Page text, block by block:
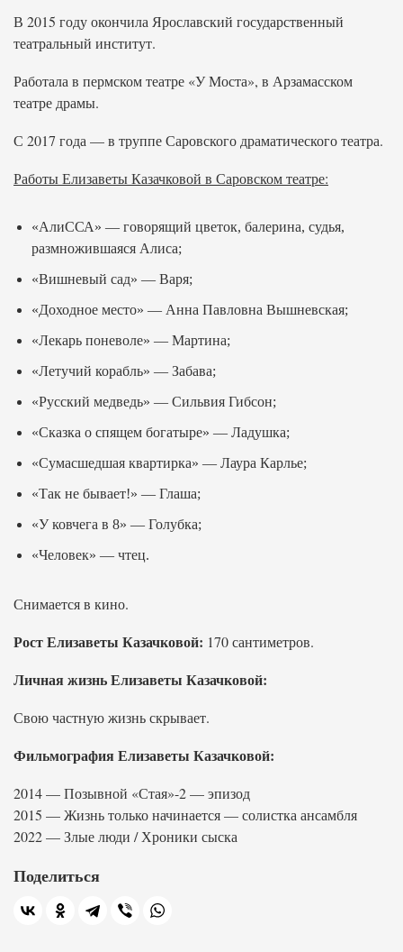
В 2015 году окончила Ярославский государственный
театральный институт.
Работала в пермском театре «У Моста», в Арзамасском
театре драмы.
С 2017 года — в труппе Саровского драматического театра.
Работы Елизаветы Казачковой в Саровском театре:
«АлиССА» — говорящий цветок, балерина, судья,
размножившаяся Алиса;
«Вишневый сад» — Варя;
«Доходное место» — Анна Павловна Вышневская;
«Лекарь поневоле» — Мартина;
«Летучий корабль» — Забава;
«Русский медведь» — Сильвия Гибсон;
«Сказка о спящем богатыре» — Ладушка;
«Сумасшедшая квартирка» — Лаура Карлье;
«Так не бывает!» — Глаша;
«У ковчега в 8» — Голубка;
«Человек» — чтец.
Снимается в кино.
Рост Елизаветы Казачковой: 170 сантиметров.
Личная жизнь Елизаветы Казачковой:
Свою частную жизнь скрывает.
Фильмография Елизаветы Казачковой:
2014 — Позывной «Стая»-2 — эпизод
2015 — Жизнь только начинается — солистка ансамбля
2022 — Злые люди / Хроники сыска
Поделиться